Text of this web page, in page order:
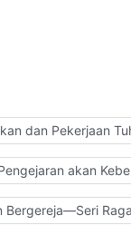
dan Pekerjaan
akan
Bergereja—Seri